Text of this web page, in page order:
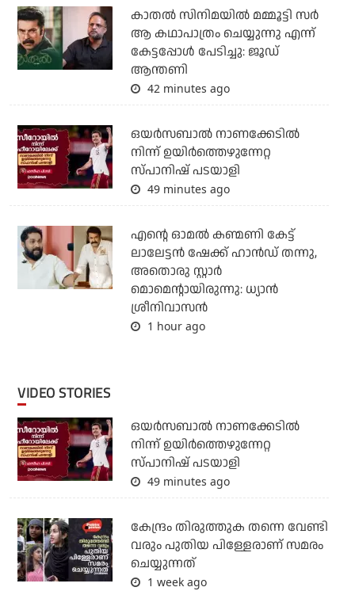
കാതൽ സിനിമയിൽ മമ്മൂട്ടി സർ
ആ കഥാപാത്രം ചെയ്യുന്നു എന്ന്
കേട്ടപ്പോൾ പേടിച്ചു: ജൂഡ്
ആന്തണി
42 minutes ago
ഒയര്‍സബാൽ നാണക്കേടിൽ
നിന്ന് ഉയിർത്തെഴുന്നേറ്റ
സ്പാനിഷ് പടയാളി
49 minutes ago
എന്റെ ഓമൽ കണ്മണി കേട്ട്
ലാലേട്ടൻ ഷേക്ക് ഹാൻഡ് തന്നു,
അതൊരു സ്റ്റാർ
മൊമെന്റായിരുന്നു: ധ്യാൻ
ശ്രീനിവാസൻ
1 hour ago
VIDEO STORIES
ഒയര്‍സബാൽ നാണക്കേടിൽ
നിന്ന് ഉയിർത്തെഴുന്നേറ്റ
സ്പാനിഷ് പടയാളി
49 minutes ago
കേന്ദ്രം തിരുത്തുക തന്നെ വേണ്ടി
വരും പുതിയ പിള്ളേരാണ് സമരം
ചെയ്യുന്നത്
1 week ago